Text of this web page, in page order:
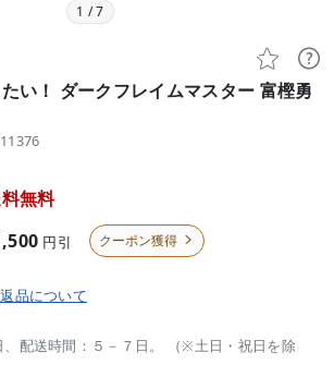
1 /7
 
い！ ダークフレイムマスター 富樫勇
無料
円引 クーポン獲得 
品について
、配送時間：５－７日。 （※土日・祝日を除